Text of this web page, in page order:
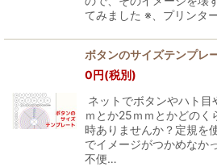
てみました ※、プリンタ
ボタンのサイズテンプレ
0円(税別)
ネットでボタンやハト目
ｍとか25ｍｍとかどのく
時ありませんか？定規を
でイメージがつかめなか
不便…